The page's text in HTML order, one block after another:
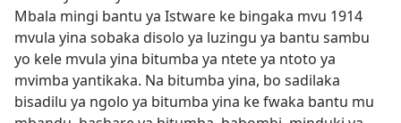
Mbala mingi bantu ya Istware ke bingaka mvu 1914
mvula yina sobaka disolo ya luzingu ya bantu sambu
yo kele mvula yina bitumba ya ntete ya ntoto ya
mvimba yantikaka. Na bitumba yina, bo sadilaka
bisadilu ya ngolo ya bitumba yina ke fwaka bantu mu